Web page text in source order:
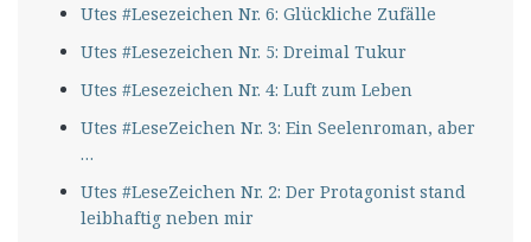
Utes #Lesezeichen Nr. 6: Glückliche Zufälle
Utes #Lesezeichen Nr. 5: Dreimal Tukur
Utes #Lesezeichen Nr. 4: Luft zum Leben
Utes #LeseZeichen Nr. 3: Ein Seelenroman, aber
…
Utes #LeseZeichen Nr. 2: Der Protagonist stand
leibhaftig neben mir